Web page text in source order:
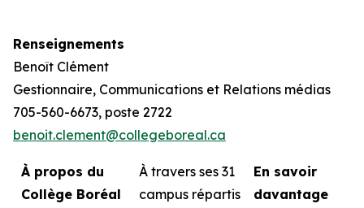
Renseignements
Benoît Clément
Gestionnaire, Communications et Relations médias
705-560-6673, poste 2722
benoit.clement@collegeboreal.ca
À propos du
Collège Boréal
À travers ses 31
campus répartis
En savoir
davantage